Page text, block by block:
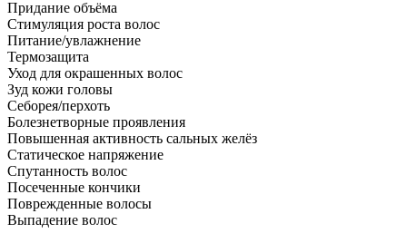
Придание объёма
Стимуляция роста волос
Питание/увлажнение
Термозащита
Уход для окрашенных волос
Зуд кожи головы
Себорея/перхоть
Болезнетворные проявления
Повышенная активность сальных желёз
Статическое напряжение
Спутанность волос
Посеченные кончики
Поврежденные волосы
Выпадение волос